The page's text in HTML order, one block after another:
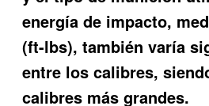
energía de impacto,
(ft-lbs), también varía
entre los calibres,
calibres más grandes.